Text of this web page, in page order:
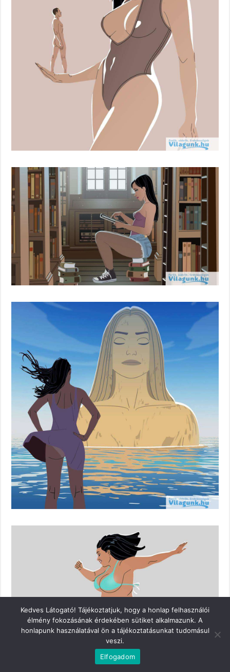
Kedves Látogató! Tájékoztatjuk, hogy a honlap felhasználói
élmény fokozásának érdekében sütiket alkalmazunk. A
honlapunk használatával ön a tájékoztatásunkat tudomásul
veszi.
Elfogadom